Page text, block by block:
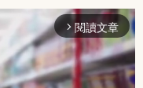
arrow_forward_ios 閱讀文章